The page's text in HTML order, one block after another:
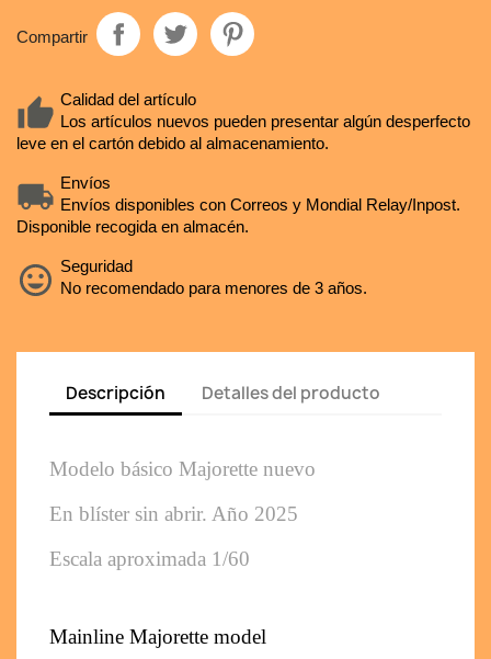
Compartir
Calidad del artículo
Los artículos nuevos pueden presentar algún desperfecto
leve en el cartón debido al almacenamiento.
Envíos
Envíos disponibles con Correos y Mondial Relay/Inpost.
Disponible recogida en almacén.
Seguridad
No recomendado para menores de 3 años.
Descripción Detalles del producto
Modelo básico Majorette nuevo
En blíster sin abrir. Año 2025
Escala aproximada 1/60
Mainline Majorette model